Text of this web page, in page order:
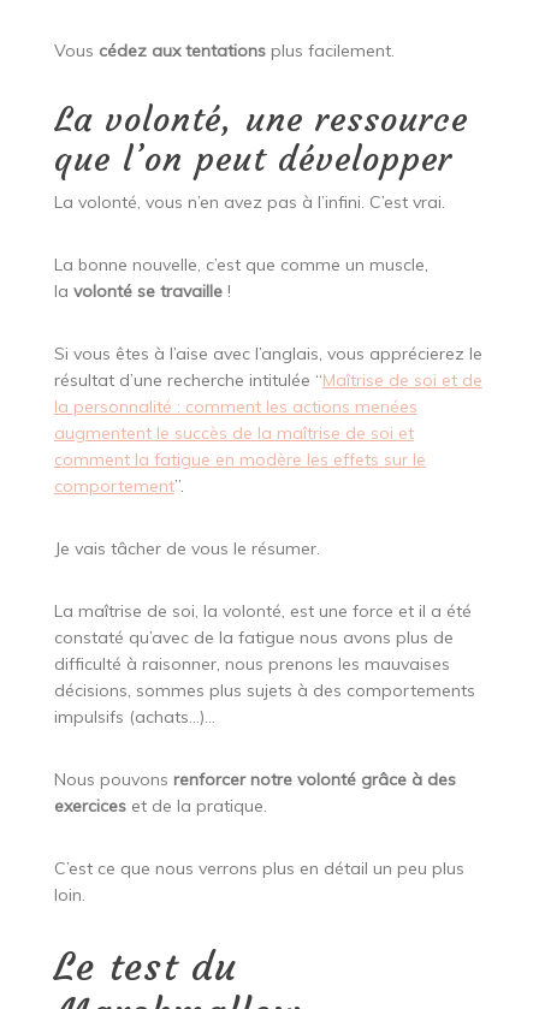
Vous cédez aux tentationsplus facilement.
La volonté, une ressource
que l’on peut développer
La volonté, vous n’en avez pas à l’infini. C’est vrai.
La bonne nouvelle, c’est que comme un muscle,
la volonté se travaille!
Si vous êtes à l’aise avec l’anglais, vous apprécierez le
résultat d’une recherche intitulée “Maîtrise de soi et de
la personnalité : comment les actions menées
augmentent le succès de la maîtrise de soi et
comment la fatigue en modère les effets sur le
comportement”.
Je vais tâcher de vous le résumer.
La maîtrise de soi, la volonté, est une force et il a été
constaté qu’avec de la fatigue nous avons plus de
difficulté à raisonner, nous prenons les mauvaises
décisions, sommes plus sujets à des comportements
impulsifs (achats…)…
Nous pouvons renforcer notre volonté grâce à des
exerciceset de la pratique.
C’est ce que nous verrons plus en détail un peu plus
loin.
Le test du